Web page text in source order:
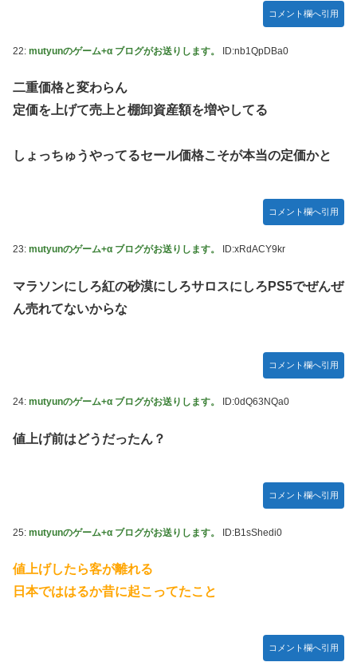
コメント欄へ引用
22: mutyunのゲーム+α ブログがお送りします。 ID:nb1QpDBa0
二重価格と変わらん
定価を上げて売上と棚卸資産額を増やしてる
しょっちゅうやってるセール価格こそが本当の定価かと
コメント欄へ引用
23: mutyunのゲーム+α ブログがお送りします。 ID:xRdACY9kr
マラソンにしろ紅の砂漠にしろサロスにしろPS5でぜんぜ
ん売れてないからな
コメント欄へ引用
24: mutyunのゲーム+α ブログがお送りします。 ID:0dQ63NQa0
値上げ前はどうだったん？
コメント欄へ引用
25: mutyunのゲーム+α ブログがお送りします。 ID:B1sShedi0
値上げしたら客が離れる
日本でははるか昔に起こってたこと
コメント欄へ引用